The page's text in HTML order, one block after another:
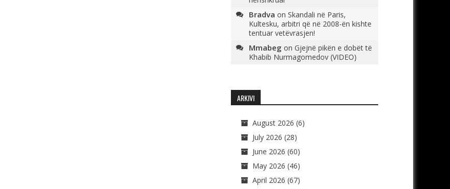
Bradva on Skandali në Paris,
Kultesku, arbitri që në 2008-ën kishte
tentuar vetëvrasjen!
Mmabeg on Gjejnë pikën e dobët të
Khabib Nurmagomedov (VIDEO)
ARKIVI
August 2026 (6)
July 2026 (28)
June 2026 (60)
May 2026 (46)
April 2026 (67)